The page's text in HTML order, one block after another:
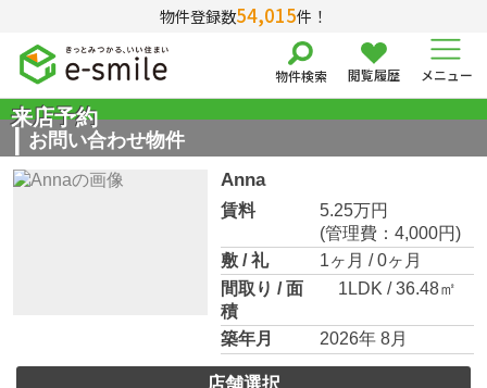
物件登録数54,015件！
物件検索 閲覧履歴 メニュー
来店予約
お問い合わせ物件
Anna
賃料
5.25万円
(管理費：4,000円)
敷 / 礼
1ヶ月 / 0ヶ月
間取り / 面
積
1LDK / 36.48㎡
築年月 2026年 8月